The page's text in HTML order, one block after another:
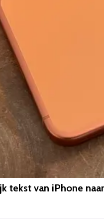
tekst van iPhone